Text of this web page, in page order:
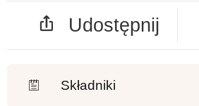
Udostępnij
Składniki